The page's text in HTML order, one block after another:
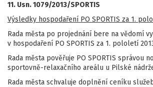
11. Usn. 1079/2013/SPORTIS
Výsledky hospodaření PO SPORTIS za 1.
Rada města po projednání bere na vědomí
v hospodaření PO SPORTIS za 1. pololetí
Rada města pověřuje PO SPORTIS správou
sportovně-relaxačního areálu u Pilské
Rada města schvaluje doplnění ceníku